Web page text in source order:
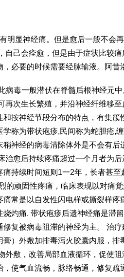
明显神经痛。但是愈后一般不会
自己会痊愈，但是由于症状比较
，必要的时候需要经脉输液。阿昔
病毒一般潜伏在脊髓后根神经元
再次生长繁殖，并沿神经纤维移
按神经节段分布的特点，有集簇
称为带状疱疹,民间称为蛇胆疮,
神经的病毒清除体外是不会有后
治愈后持续疼痛超过一个月者为
持续时间短则1一2年，长者甚
的顽固性疼痛，临床表现以对痛
常是以自发性闪电样或撕裂样疼
灼痛. 带状疱疹后遗神经痛是滞
复被病毒阻滞的神经为主。 治疗
）外敷加排毒泻火胶囊内服，排
外敷，改善局部血液循环，促使
使气血流畅，脉络畅通，修复疏